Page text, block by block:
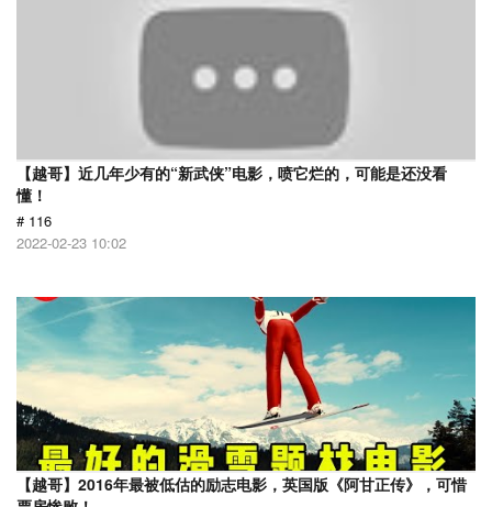
【越哥】近几年少有的“新武侠”电影，喷它烂的，可能是还没看
懂！
# 116
2022-02-23 10:02
【越哥】2016年最被低估的励志电影，英国版《阿甘正传》，可惜